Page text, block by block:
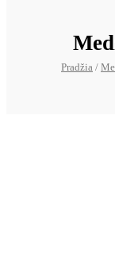
Pradžia /